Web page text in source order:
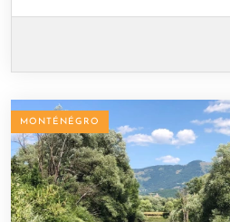
MONTÉNÉGRO